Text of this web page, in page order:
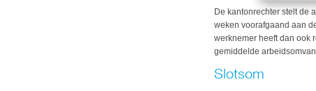
De kantonrechter stelt de
weken voorafgaand aan
werknemer heeft dan ook
gemiddelde
Slotsom